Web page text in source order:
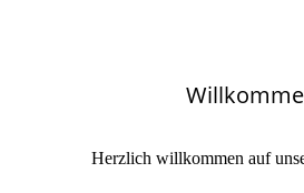
Herzlich willkommen auf